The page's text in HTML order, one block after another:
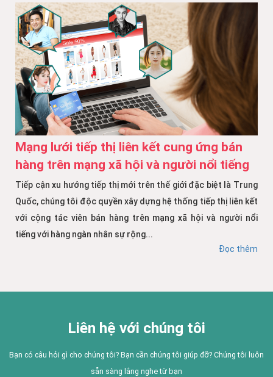
Mạng lưới tiếp thị liên kết cung ứng bán
hàng trên mạng xã hội và người nổi tiếng
Tiếp cận xu hướng tiếp thị mới trên thế giới đặc biệt là Trung
Quốc, chúng tôi độc quyền xây dựng hệ thống tiếp thị liên kết
với cộng tác viên bán hàng trên mạng xã hội và người nổi
tiếng với hàng ngàn nhân sự rộng...
Đọc thêm
Liên hệ với chúng tôi
Bạn có câu hỏi gì cho chúng tôi? Bạn cần chúng tôi giúp đỡ? Chúng tôi luôn
sẵn sàng lắng nghe từ bạn